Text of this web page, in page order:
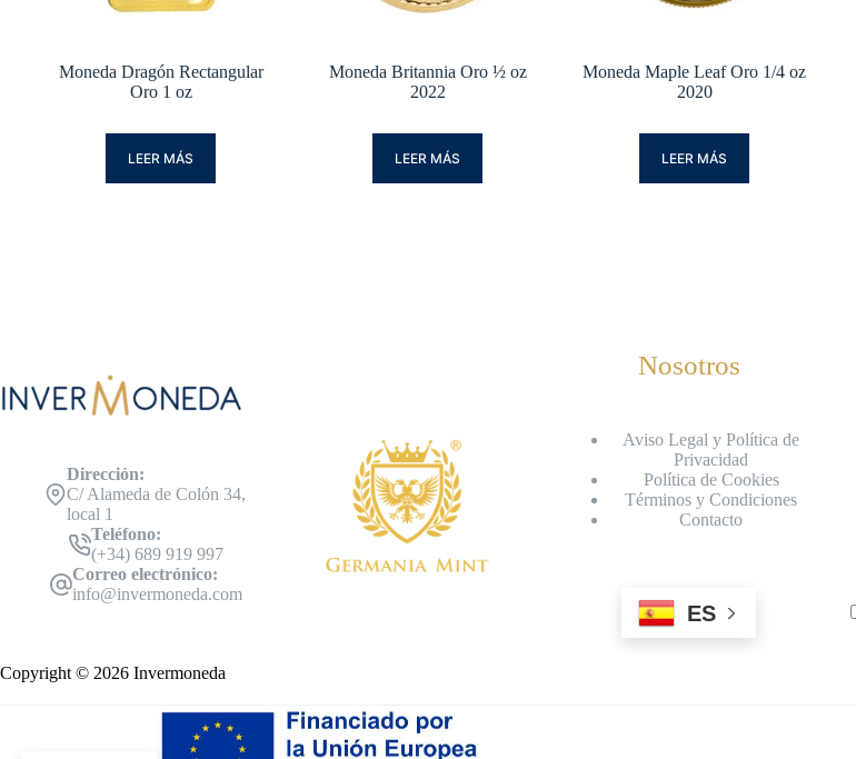
Moneda Dragón Rectangular
Oro 1 oz
LEER MÁS
Moneda Britannia Oro ½ oz
2022
LEER MÁS
Moneda Maple Leaf Oro 1/4 oz
2020
LEER MÁS
Dirección:
C/ Alameda de Colón 34,
local 1
Teléfono:
(+34) 689 919 997
Correo electrónico:
info@invermoneda.com
Nosotros
Aviso Legal y Política de
Privacidad
Política de Cookies
Términos y Condiciones
Contacto
ES
Copyright © 2026 Invermoneda